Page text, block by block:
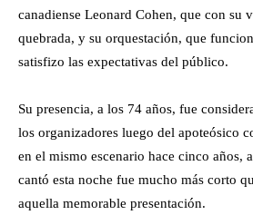
canadiense Leonard Cohen, que con su
quebrada, y su orquestación, que
satisfizo las expectativas del público.
Su presencia, a los 74 años, fue
los organizadores luego del apoteósico
en el mismo escenario hace cinco años,
cantó esta noche fue mucho más corto
aquella memorable presentación.